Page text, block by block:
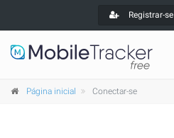
Registrar-se
Página inicial Conectar-se